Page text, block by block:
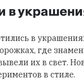
в
в
где
их в свет.
в стиле.